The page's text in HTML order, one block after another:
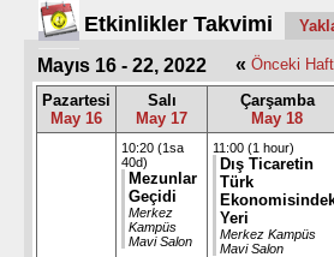
UZAKTAN
EĞİTİM
KAMPÜSTE
YAŞAM
KÜTÜPHANE
Etkinlikler Takvimi
Mayıs 16 - 22, 2022 « Önceki
Pazartesi
May 16
Salı
May 17
Çarşamba
May 18
10:20 (1sa
40d)
Mezunlar
Geçidi
Merkez
Kampüs
Mavi Salon
11:00 (1 hour)
Dış Ticaretin
Türk
Yeri
Merkez Kampüs
Mavi Salon